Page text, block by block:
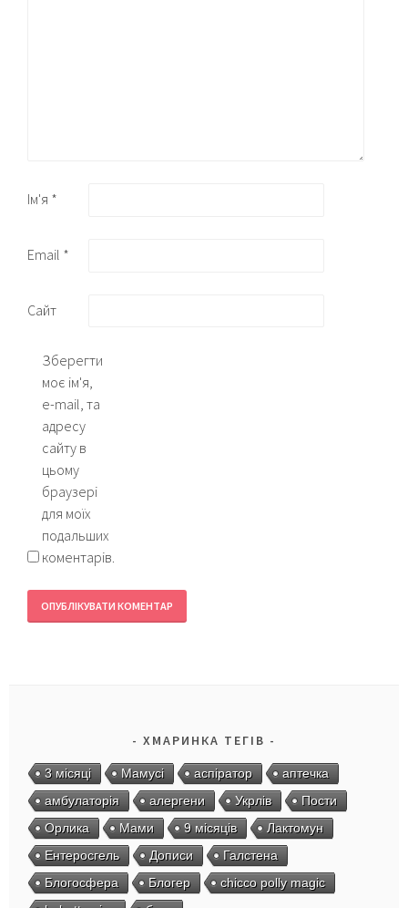
Ім'я *
Email *
Сайт
Зберегти
моє ім'я,
e-mail, та
адресу
сайту в
цьому
браузері
для моїх
подальших
коментарів.
ХМАРИНКА ТЕГІВ
3 місяці Мамусі аспіратор
аптечка
амбулаторія
алергени Укрлів
Пости
Орлика
Мами 9 місяців
Лактомун
Ентеросгель
Дописи
Галстена
Блогосфера
Блогер
chicco polly magic